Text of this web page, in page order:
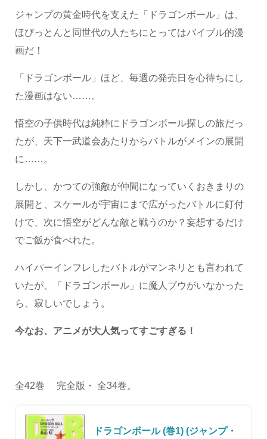
ジャンプの黄金時代を支えた「ドラゴンボール」は、
ほぴっとんと同世代の人たちにとってはバイブル的漫
画だ！
「ドラゴンボール」ほど、毎週の発売日を心待ちにし
た漫画はない……。
悟空の子供時代は純粋にドラゴンボール探しの旅だっ
たが、天下一武道会あたりからバトルがメインの展開
に……。
しかし、かつての強敵が仲間になっていくおきまりの
展開と、スケールが宇宙にまで広がったバトルに釘付
けで、次に悟空がどんな敵と戦うのか？妄想するだけ
でご飯が食べれた。
ハイパーインフレしたバトルがマンネリとも言われて
いたが、「ドラゴンボール」に魔人ブウがいなかった
ら、寂しいでしょう。
今なお、アニメが大人気ってすごすぎる！
全42巻 完全版・ 全34巻。
ドラゴンボール (巻1) (ジャンプ・